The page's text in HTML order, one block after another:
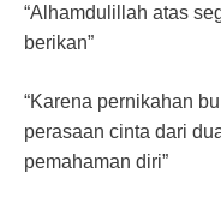
“Alhamdulillah atas
berikan”
“Karena pernikahan
perasaan cinta dari
pemahaman diri”